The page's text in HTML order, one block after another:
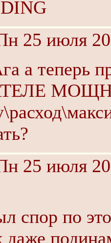
25 июля
а
25 июля
спор по
даже